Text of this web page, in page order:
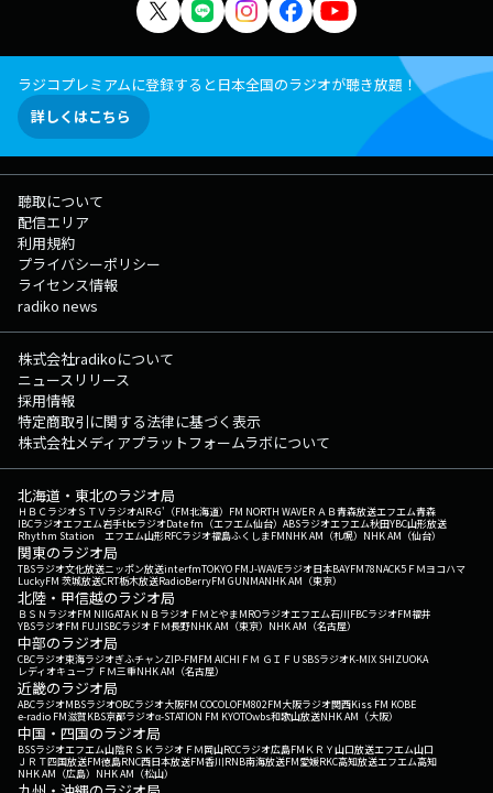
ラジコプレミアムに登録すると日本全国のラジオが聴き放題！
詳しくはこちら
聴取について
配信エリア
利用規約
プライバシーポリシー
ライセンス情報
radiko news
株式会社radikoについて
ニュースリリース
採用情報
特定商取引に関する法律に基づく表示
株式会社メディアプラットフォームラボについて
北海道・東北のラジオ局
ＨＢＣラジオＳＴＶラジオAIR-G'（FM北海道） FM NORTH WAVEＲＡＢ青森放送エフエム青森
IBCラジオエフエム岩手tbcラジオDate fm（エフエム仙台） ABSラジオエフエム秋田YBC山形放送
Rhythm Station エフエム山形RFCラジオ福島ふくしまFMNHK AM（札幌） NHK AM（仙台）
関東のラジオ局
TBSラジオ文化放送ニッポン放送interfmTOKYO FMJ-WAVEラジオ日本BAYFM78NACK5 ＦＭヨコハマ
LuckyFM 茨城放送CRT栃木放送RadioBerryFM GUNMANHK AM（東京）
北陸・甲信越のラジオ局
ＢＳＮラジオFM NIIGATAＫＮＢラジオ ＦＭとやまMROラジオエフエム石川FBCラジオFM福井
YBSラジオFM FUJISBCラジオ ＦＭ長野NHK AM（東京） NHK AM（名古屋）
中部のラジオ局
CBCラジオ東海ラジオぎふチャンZIP-FMFM AICHI ＦＭ ＧＩＦＵ SBSラジオK-MIX SHIZUOKA
レディオキューブ ＦＭ三重NHK AM（名古屋）
近畿のラジオ局
ABCラジオMBSラジオOBCラジオ大阪FM COCOLOFM802FM大阪ラジオ関西Kiss FM KOBE
e-radio FM滋賀KBS京都ラジオα-STATION FM KYOTOwbs和歌山放送NHK AM（大阪）
中国・四国のラジオ局
BSSラジオエフエム山陰ＲＳＫラジオ ＦＭ岡山RCCラジオ広島FM ＫＲＹ山口放送エフエム山口
ＪＲＴ四国放送FM徳島RNC西日本放送FM香川RNB南海放送FM愛媛RKC高知放送エフエム高知
NHK AM（広島） NHK AM（松山）